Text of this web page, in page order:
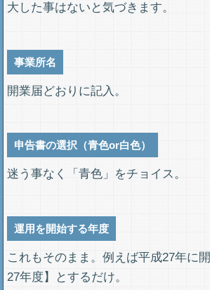
大した事はないと気づきます。
事業所名
開業届どおりに記入。
申告書の選択（青色or白色）
迷う事なく「青色」をチョイス。
運用を開始する年度
これもそのまま。例えば平成27年に
27年度】とするだけ。